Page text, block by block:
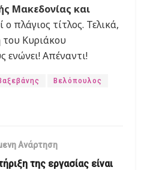
Μακεδονίας και
ο πλάγιος τίτλος. Τελικά,
του Κυριάκου
ενώνει! Απέναντι!
Βελόπουλος
Ανάρτηση
της εργασίας είναι